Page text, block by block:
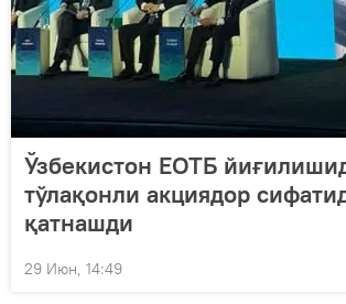
Ўзбекистон ЕОТБ
тўлақонли акциядор
қатнашди
29 Июн, 14:49